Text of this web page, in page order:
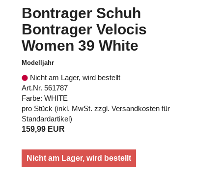
Bontrager Schuh
Bontrager Velocis
Women 39 White
Modelljahr
Nicht am Lager, wird bestellt
Art.Nr. 561787
Farbe: WHITE
pro Stück (inkl. MwSt. zzgl. Versandkosten für
Standardartikel)
159,99 EUR
Nicht am Lager, wird bestellt